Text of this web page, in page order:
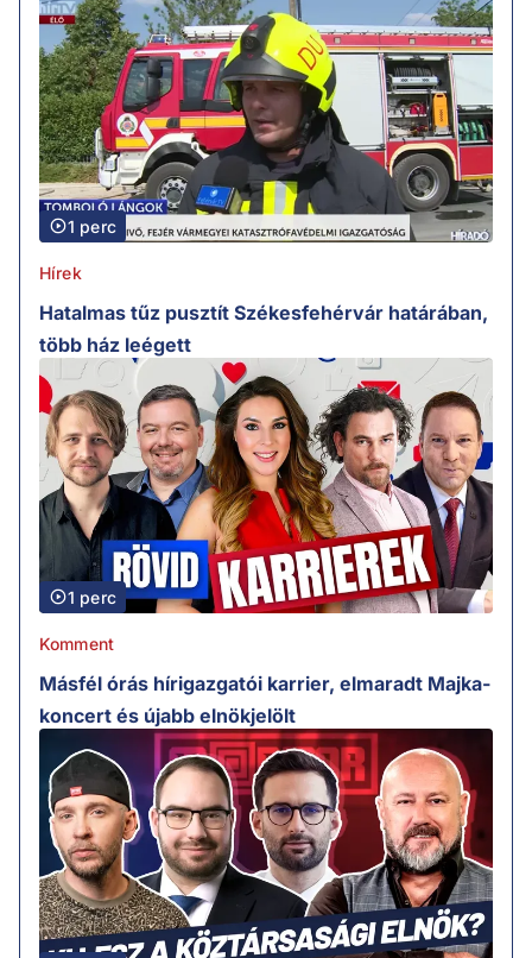
1 perc
Hírek
Hatalmas tűz pusztít Székesfehérvár határában,
több ház leégett
1 perc
Komment
Másfél órás hírigazgatói karrier, elmaradt Majka-
koncert és újabb elnökjelölt